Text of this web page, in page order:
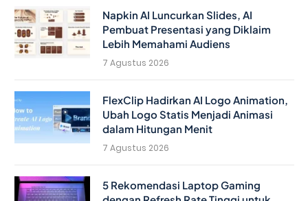
Napkin AI Luncurkan Slides, AI
Pembuat Presentasi yang Diklaim
Lebih Memahami Audiens
7 Agustus 2026
FlexClip Hadirkan AI Logo Animation,
Ubah Logo Statis Menjadi Animasi
dalam Hitungan Menit
7 Agustus 2026
5 Rekomendasi Laptop Gaming